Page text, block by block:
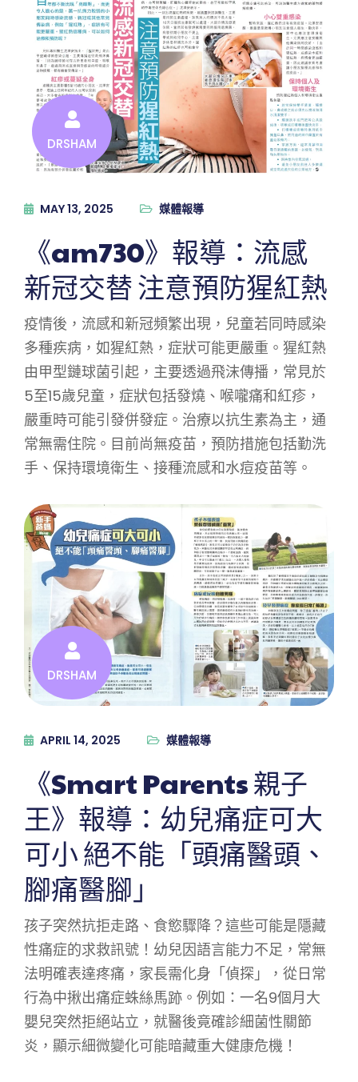
DRSHAM
MAY 13, 2025 媒體報導
《am730》報導：流感
新冠交替 注意預防猩紅熱
疫情後，流感和新冠頻繁出現，兒童若同時感染
多種疾病，如猩紅熱，症狀可能更嚴重。猩紅熱
由甲型鏈球菌引起，主要透過飛沫傳播，常見於
5至15歲兒童，症狀包括發燒、喉嚨痛和紅疹，
嚴重時可能引發併發症。治療以抗生素為主，通
常無需住院。目前尚無疫苗，預防措施包括勤洗
手、保持環境衛生、接種流感和水痘疫苗等。
DRSHAM
APRIL 14, 2025 媒體報導
《Smart Parents 親子
王》報導：幼兒痛症可大
可小 絕不能「頭痛醫頭、
腳痛醫腳」
孩子突然抗拒走路、食慾驟降？這些可能是隱藏
性痛症的求救訊號！幼兒因語言能力不足，常無
法明確表達疼痛，家長需化身「偵探」，從日常
行為中揪出痛症蛛絲馬跡。例如：一名9個月大
嬰兒突然拒絕站立，就醫後竟確診細菌性關節
炎，顯示細微變化可能暗藏重大健康危機！